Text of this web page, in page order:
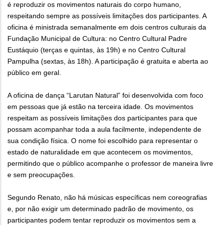
é reproduzir os movimentos naturais do corpo humano,
respeitando sempre as possíveis limitações dos participantes. A
oficina é ministrada semanalmente em dois centros culturais da
Fundação Municipal de Cultura: no Centro Cultural Padre
Eustáquio (terças e quintas, às 19h) e no Centro Cultural
Pampulha (sextas, às 18h). A participação é gratuita e aberta ao
público em geral.
A oficina de dança “Larutan Natural” foi desenvolvida com foco
em pessoas que já estão na terceira idade. Os movimentos
respeitam as possíveis limitações dos participantes para que
possam acompanhar toda a aula facilmente, independente de
sua condição física. O nome foi escolhido para representar o
estado de naturalidade em que acontecem os movimentos,
permitindo que o público acompanhe o professor de maneira livre
e sem preocupações.
Segundo Renato, não há músicas específicas nem coreografias
e, por não exigir um determinado padrão de movimento, os
participantes podem tentar reproduzir os movimentos sem a